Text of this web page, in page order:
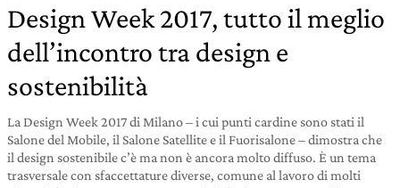
Design Week 2017, tutto il meglio
dell’incontro tra design e
sostenibilità
La Design Week 2017 di Milano – i cui punti cardine sono stati il
Salone del Mobile, il Salone Satellite e il Fuorisalone – dimostra che
il design sostenibile c’è ma non è ancora molto diffuso. È un tema
trasversale con sfaccettature diverse, comune al lavoro di molti